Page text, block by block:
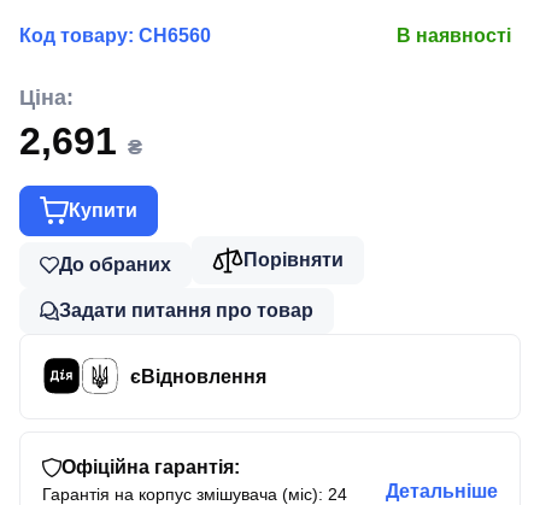
Код товару: CH6560 В наявності
Ціна:
2,691 ₴
Купити
До обраних Порівняти
Задати питання про товар
єВідновлення
Офіційна гарантія:
Гарантія на корпус змішувача (міс): 24
Детальніше